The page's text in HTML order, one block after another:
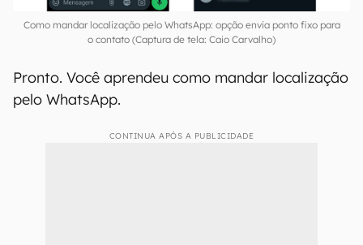
Como mandar localização pelo WhatsApp: opção envia ponto fixo para
o contato (Captura de tela: Caio Carvalho)
Pronto. Você aprendeu como mandar localização
pelo WhatsApp.
CONTINUA APÓS A PUBLICIDADE